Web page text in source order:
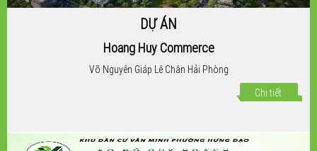
DỰ ÁN
Hoang Huy Commerce
Võ Nguyên Giáp Lê Chân Hải Phòng
Chi tiết